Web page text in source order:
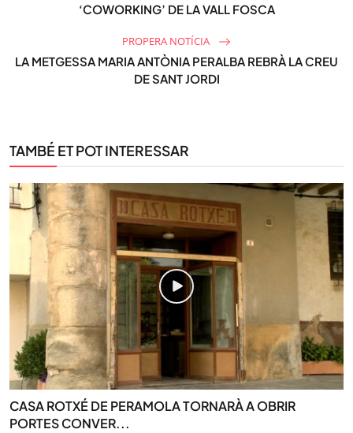
‘COWORKING’ DE LA VALL FOSCA
PROPERA NOTÍCIA
LA METGESSA MARIA ANTÒNIA PERALBA REBRÀ LA CREU
DE SANT JORDI
TAMBÉ ET POT INTERESSAR
CASA ROTXÉ DE PERAMOLA TORNARÀ A OBRIR
PORTES CONVER...